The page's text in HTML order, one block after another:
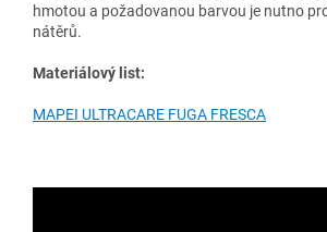
hmotou a požadovanou barvou je nutno
nátěrů.
Materiálový list:
MAPEI ULTRACARE FUGA FRESCA